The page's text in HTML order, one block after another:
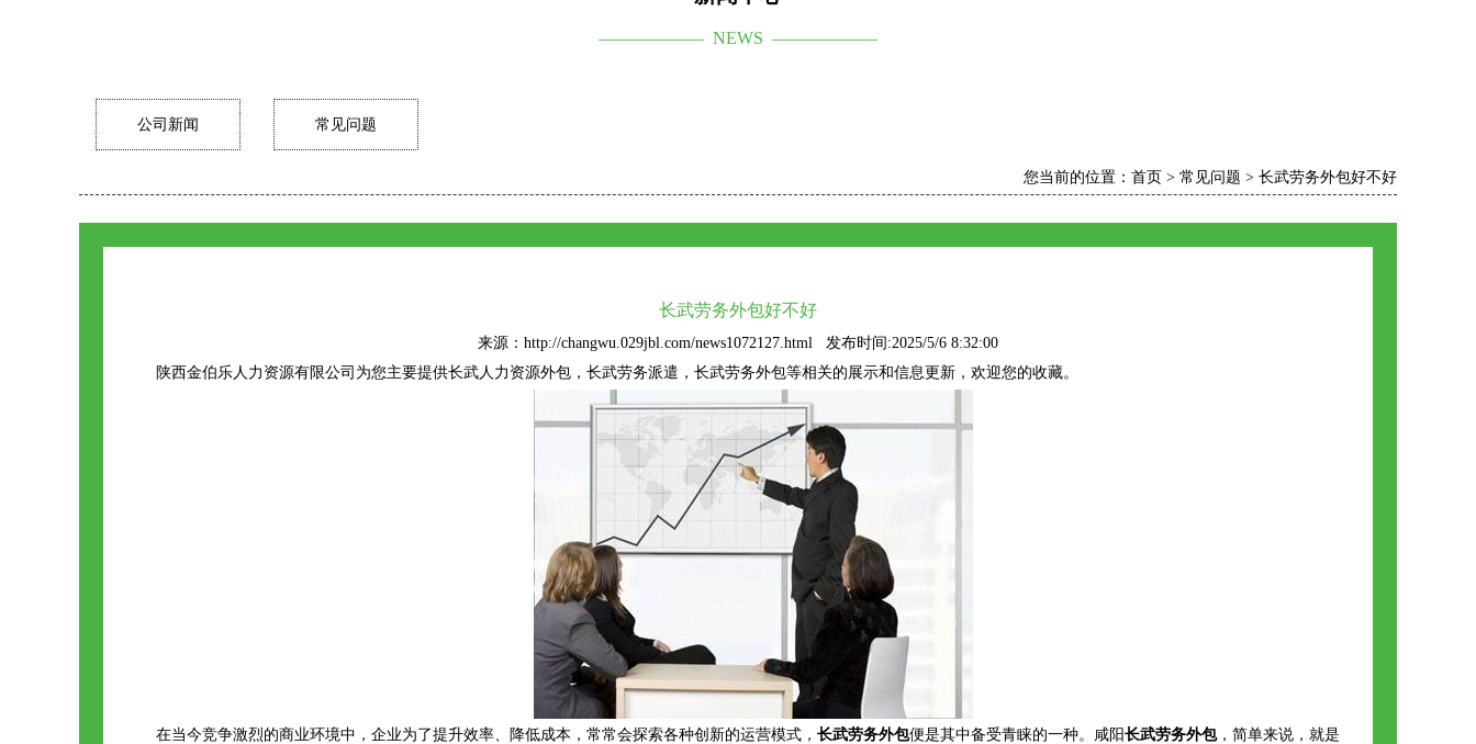
—————— NEWS ——————
公司新闻 常见问题
您当前的位置： 首页 > 常见问题 > 长武劳务外包好不好
长武劳务外包好不好
来源：http://changwu.029jbl.com/news1072127.html 发布时间:2025/5/6 8:32:00
陕西金伯乐人力资源有限公司为您主要提供长武人力资源外包 ，长武劳务派遣，长武劳务外包等相关的展示和信息更新，欢迎您的收藏。
在当今竞争激烈的商业环境中，企业为了提升效率、降低成本，常常会探索各种创新的运营模式， 长武劳务外包便是其中备受青睐的一种。咸阳长武劳务外包，简单来说，就是